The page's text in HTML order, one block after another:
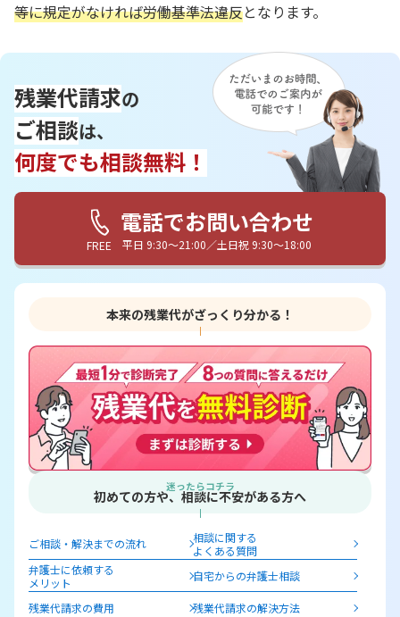
等に規定がなければ労働基準法違反となります。
残業代請求の
ご相談は、
何度でも相談無料！
FREE
電話でお問い合わせ
平日 9:30〜21:00／土日祝 9:30〜18:00
本来の残業代がざっくり分かる！
迷ったらコチラ
初めての方や、相談に不安がある方へ
ご相談・解決までの流れ
相談に関する
よくある質問
弁護士に依頼する
メリット
自宅からの弁護士相談
残業代請求の費用 残業代請求の解決方法